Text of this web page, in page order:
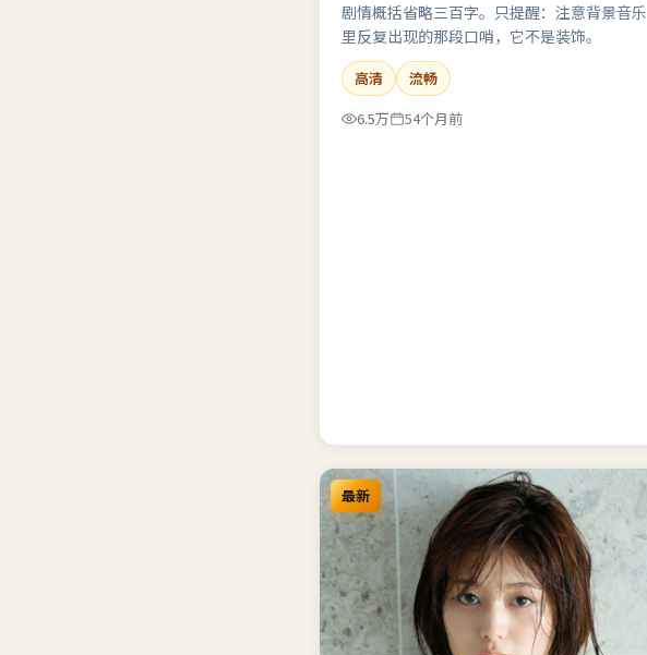
剧情概括省略三百字。只提醒：注意背景音乐
里反复出现的那段口哨，它不是装饰。
高清
流畅
6.5万
54个月前
最新